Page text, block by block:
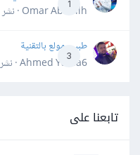
1
Omar Abdallh · نشر
3
طبيب مولع بالتقنية
Ahmed Yahia6 · نشر
تابعنا على